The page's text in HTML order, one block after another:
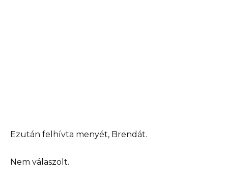
Ezután felhívta menyét, Brendát.
Nem válaszolt.